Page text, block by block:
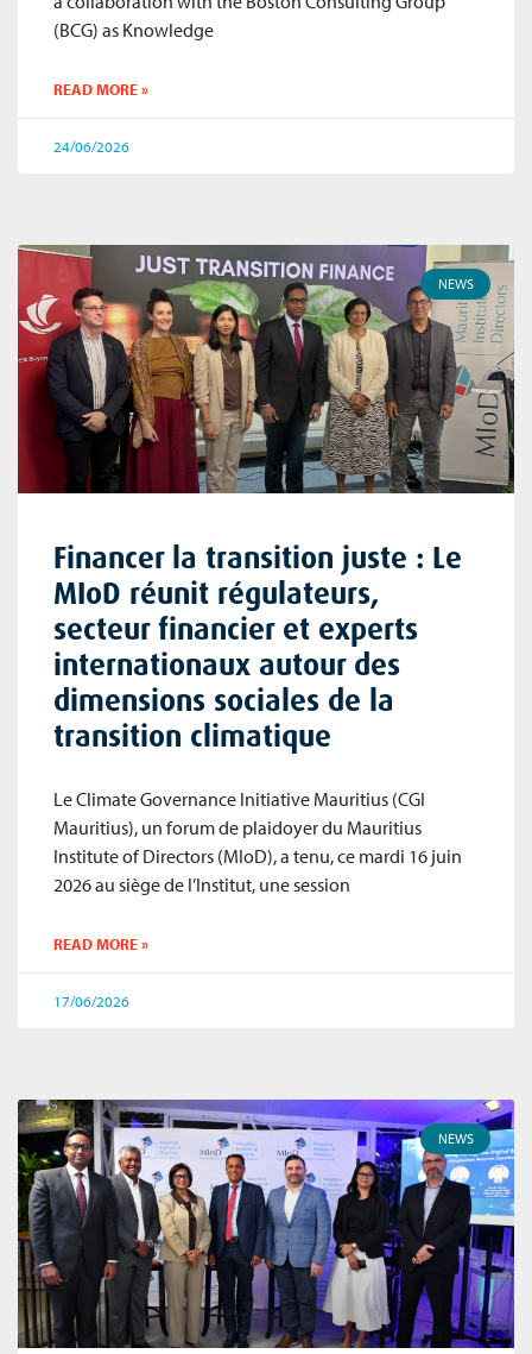
(BCG) as Knowledge
READ MORE »
24/06/2026
NEWS
Financer la transition juste : Le
MIoD réunit régulateurs,
secteur financier et experts
internationaux autour des
dimensions sociales de la
transition climatique
Le Climate Governance Initiative Mauritius (CGI
Mauritius), un forum de plaidoyer du Mauritius
Institute of Directors (MIoD), a tenu, ce mardi 16 juin
2026 au siège de l’Institut, une session
READ MORE »
17/06/2026
NEWS